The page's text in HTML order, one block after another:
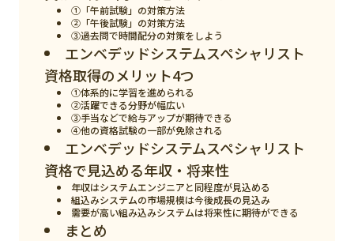
おすすめ
スマホ
①「午前試験」の対策方法
②「午後試験」の対策方法
③過去問で時間配分の対策をしよう
エンベデッドシステムスペシャリスト
資格取得のメリット4つ
①体系的に学習を進められる
②活躍できる分野が幅広い
③手当などで給与アップが期待できる
④他の資格試験の一部が免除される
エンベデッドシステムスペシャリスト
資格で見込める年収・将来性
年収はシステムエンジニアと同程度が見込める
組込みシステムの市場規模は今後成長の見込み
需要が高い組み込みシステムは将来性に期待ができる
まとめ